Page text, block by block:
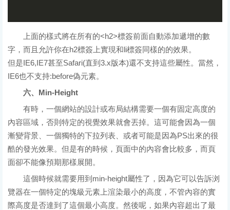
上面的樣式將在所有的<h2>標簽前面自動添加遞增的數
字，而且允許你在h2標簽上實現和li標簽同樣的的效果。
但是IE6,IE7甚至Safari(直到3.x版本)還不支持這些屬性。當然，
IE6也不支持:before偽元素。
六、Min-Height
有時，一個網站的設計或布局結構需要一個有固定高度的
內容區域，否則特定的視覺效果就會丟掉。這可能會因為一個
漸變背景、一個獨特的下拉列表、或者可能是因為PS出來的很
酷的發光效果。但是有的時候，頁面中的內容會比較多，而頁
面卻不能像預期那樣展開。
這個時候就需要用到min-height屬性了，因為它可以告訴浏
覽器在一個特定的塊級元素上渲染最小的高度，不管內容的實
際高度是否達到了這個最小高度。然後呢，如果內容超出了最